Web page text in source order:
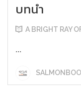
บทนำ
A BRIGHT RAY
...